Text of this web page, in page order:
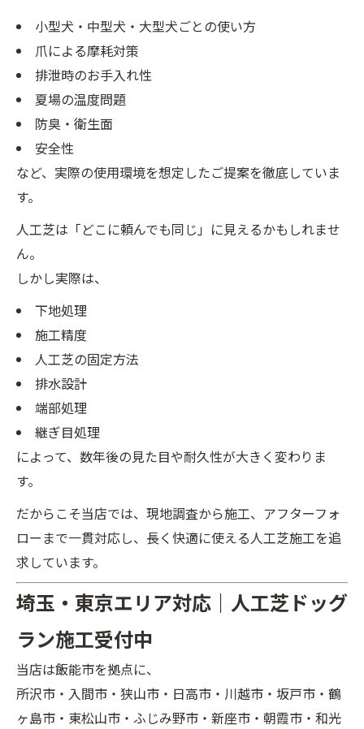
小型犬・中型犬・大型犬ごとの使い方
爪による摩耗対策
排泄時のお手入れ性
夏場の温度問題
防臭・衛生面
安全性
など、実際の使用環境を想定したご提案を徹底していま
す。
人工芝は「どこに頼んでも同じ」に見えるかもしれませ
ん。
しかし実際は、
下地処理
施工精度
人工芝の固定方法
排水設計
端部処理
継ぎ目処理
によって、数年後の見た目や耐久性が大きく変わりま
す。
だからこそ当店では、現地調査から施工、アフターフォ
ローまで一貫対応し、長く快適に使える人工芝施工を追
求しています。
埼玉・東京エリア対応｜人工芝ドッグ
ラン施工受付中
当店は飯能市を拠点に、
所沢市・入間市・狭山市・日高市・川越市・坂戸市・鶴
ヶ島市・東松山市・ふじみ野市・新座市・朝霞市・和光